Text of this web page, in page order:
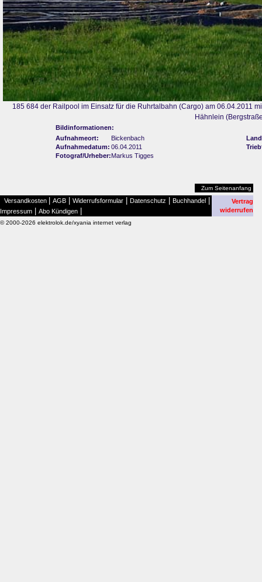
185 684 der Railpool im Einsatz für die Ruhrtalbahn (Cargo) am 06.04.2011
Hähnlein
Bildinformationen:
Aufnahmeort:
Bickenbach
Aufnahmedatum: 06.04.2011
Fotograf/Urheber:Markus Tigges
Zum Seitenanfang
Versandkosten AGB Widerrufsformular Datenschutz Buchhandel
Impressum Abo Kündigen
Vertrag
widerrufen
© 2000-2026 elektrolok.de/xyania internet verlag